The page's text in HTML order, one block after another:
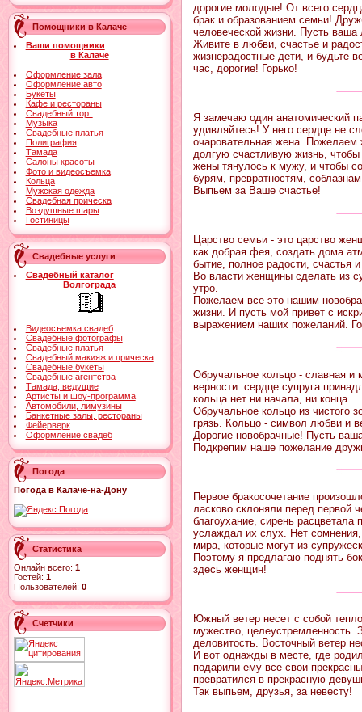
Помощники в Калаче
Ваши помощники
в Калаче
Оформление зала
Оформление авто
Букеты
Кафе и рестораны
Свадебный торт
Музыка
Свадебные платья
Полиграфия
Тамада
Салоны красоты
Фото и видеосъемка
Кольца
Мужская одежда
Свадебная прическа
Воздушные шары
Гостиницы
Свадебные услуги
Свадебный каталог
Волгограда
Видеосъемка свадеб
Свадебные фотографы
Свадебные платья
Свадебный макияж и прическа
Свадебные букеты
Свадебные агентства
Тамада, ведущие
Артисты и шоу-программа
Автомобили, лимузины
Банкетные залы, рестораны
Фейерверк
Оформление свадеб
Погода
Погода в Калаче-на-Дону
Статистика
Онлайн всего: 1
Гостей: 1
Пользователей: 0
Счетчики
дорогие молодые! От всего
брак и образованием семьи!
человеческой жизни. Пусть
Живите в любви, счастье и
жизнерадостные дети, и будьте
час, дорогие! Горько!
Я замечаю один анатомический
удивляйтесь! У него сердце не
очаровательная жена.
долгую счастливую жизнь, чтобы
жены тянулось к мужу, и чтобы
бурям, превратностям,
Выпьем за Ваше счастье!
Царство семьи - это царство
как добрая фея, создать дома
бытие, полное радости, счастья и
Во власти женщины сделать из
утро.
Пожелаем все это нашим
жизни. И пусть мой привет с
выражением наших пожеланий.
Обручальное кольцо - славная и
верности: сердце супруга
кольца нет ни начала, ни конца.
Обручальное кольцо из чистого
грязь. Кольцо - символ любви и
Дорогие новобрачные! Пусть
Подкрепим наше пожелание
Первое бракосочетание
ласково склоняли перед первой
благоухание, сирень
услаждал их слух. Нет
мира, которые могут из
Поэтому я предлагаю поднять
здесь женщин!
Южный ветер несет с собой
мужество, целеустремленность.
деловитость. Восточный ветер
И вот однажды в месте, где
подарили ему все свои
превратился в прекрасную
Так выпьем, друзья, за невесту!